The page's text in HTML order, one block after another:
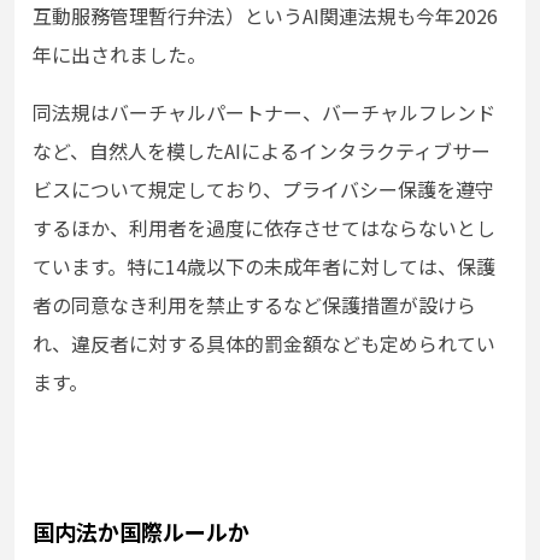
互動服務管理暫行弁法）というAI関連法規も今年2026
年に出されました。
同法規はバーチャルパートナー、バーチャルフレンド
など、自然人を模したAIによるインタラクティブサー
ビスについて規定しており、プライバシー保護を遵守
するほか、利用者を過度に依存させてはならないとし
ています。特に14歳以下の未成年者に対しては、保護
者の同意なき利用を禁止するなど保護措置が設けら
れ、違反者に対する具体的罰金額なども定められてい
ます。
国内法か国際ルールか